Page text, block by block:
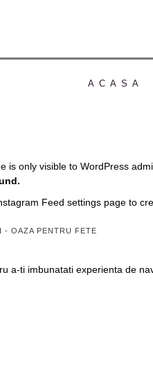
ACASA
is only visible to WordPress
Feed settings page to
- OAZA PENTRU FETE
a-ti imbunatati experienta de